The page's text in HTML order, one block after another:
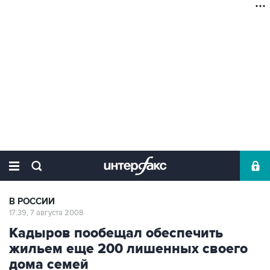
В РОССИИ
17:39, 7 августа 2008
Кадыров пообещал обеспечить
жильем еще 200 лишенных своего
дома семей